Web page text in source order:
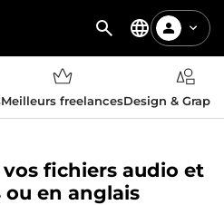
Meilleurs freelancesDesign &
fichiers audio et
en anglais